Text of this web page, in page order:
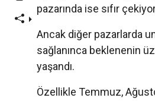
pazarında ise sıfır
Ancak diğer pazarlarda
sağlanınca beklenenin
yaşandı.
Özellikle Temmuz,